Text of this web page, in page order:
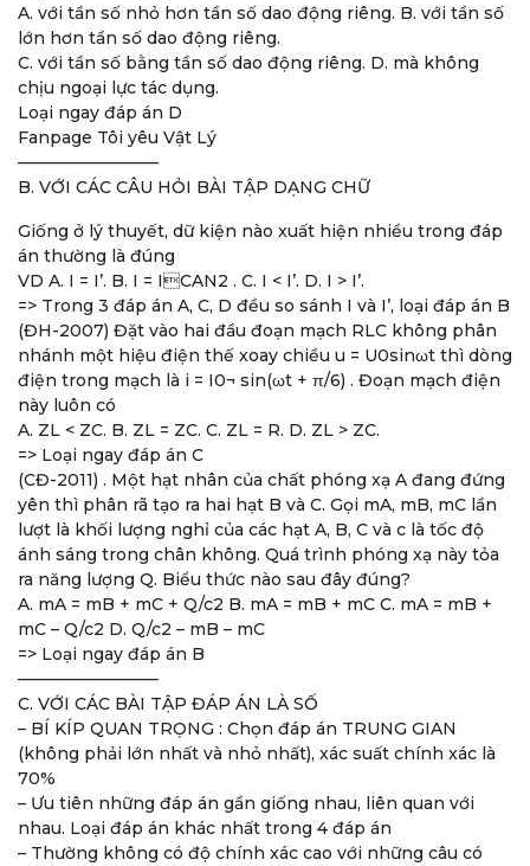
A. với tần số nhỏ hơn tần số dao động riêng. B. với tần số
lớn hơn tần số dao động riêng.
C. với tần số bằng tần số dao động riêng. D. mà không
chịu ngoại lực tác dụng.
Loại ngay đáp án D
Fanpage Tôi yêu Vật Lý
————————–
B. VỚI CÁC CÂU HỎI BÀI TẬP DẠNG CHỮ
Giống ở lý thuyết, dữ kiện nào xuất hiện nhiều trong đáp
án thường là đúng
VD A. I = I’. B. I = ICAN2 . C. I < I’. D. I > I’.
=> Trong 3 đáp án A, C, D đều so sánh I và I’, loại đáp án B
(ĐH-2007) Đặt vào hai đầu đoạn mạch RLC không phân
nhánh một hiệu điện thế xoay chiều u = U0sinωt thì dòng
điện trong mạch là i = I0¬ sin(ωt + π/6) . Đoạn mạch điện
này luôn có
A. ZL < ZC. B. ZL = ZC. C. ZL = R. D. ZL > ZC.
=> Loại ngay đáp án C
(CĐ-2011) . Một hạt nhân của chất phóng xạ A đang đứng
yên thì phân rã tạo ra hai hạt B và C. Gọi mA, mB, mC lần
lượt là khối lượng nghỉ của các hạt A, B, C và c là tốc độ
ánh sáng trong chân không. Quá trình phóng xạ này tỏa
ra năng lượng Q. Biểu thức nào sau đây đúng?
A. mA = mB + mC + Q/c2 B. mA = mB + mC C. mA = mB +
mC – Q/c2 D. Q/c2 – mB – mC
=> Loại ngay đáp án B
————————–
C. VỚI CÁC BÀI TẬP ĐÁP ÁN LÀ SỐ
– BÍ KÍP QUAN TRỌNG : Chọn đáp án TRUNG GIAN
(không phải lớn nhất và nhỏ nhất), xác suất chính xác là
70%
– Ưu tiên những đáp án gần giống nhau, liên quan với
nhau. Loại đáp án khác nhất trong 4 đáp án
– Thường không có độ chính xác cao với những câu có